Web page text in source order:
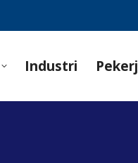
Industri